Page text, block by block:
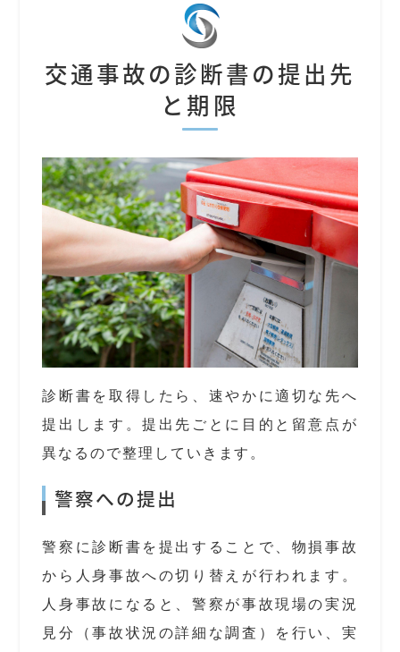
交通事故の診断書の提出先
と期限
診断書を取得したら、速やかに適切な先へ
提出します。提出先ごとに目的と留意点が
異なるので整理していきます。
警察への提出
警察に診断書を提出することで、物損事故
から人身事故への切り替えが行われます。
人身事故になると、警察が事故現場の実況
見分（事故状況の詳細な調査）を行い、実